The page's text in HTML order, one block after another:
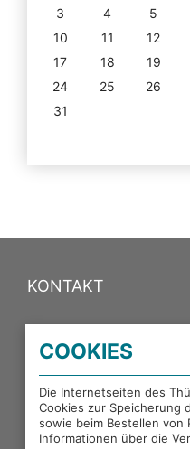
3
4 5
10
11 12
17
18 19
24
25 26
31
KONTAKT
PORTALE DES
EXTERNE LINKS
COOKIES
Die Internetseiten des
Cookies zur Speicherung
sowie beim Bestellen von
Informationen über die